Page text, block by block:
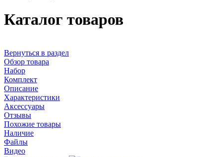
Каталог товаров
Вернуться в раздел
Обзор товара
Набор
Комплект
Описание
Характеристики
Аксессуары
Отзывы
Похожие товары
Наличие
Файлы
Видео